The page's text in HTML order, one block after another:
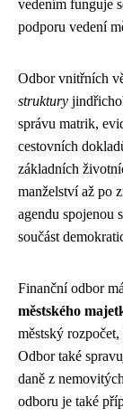
vedením funguje
podporu vedení
Odbor vnitřních
struktury
správu matrik,
cestovních
základních
manželství až po
agendu spojenou
součást
Finanční odbor
městského
městský
Odbor také
daně z
odboru je také